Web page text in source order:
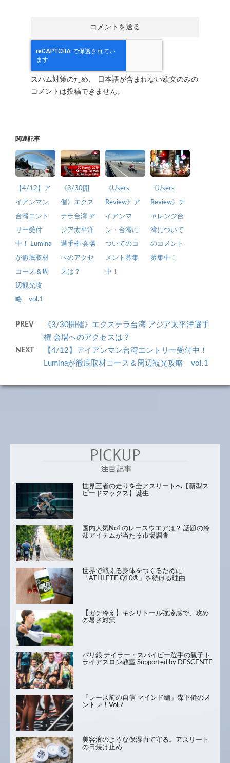
スパム対策のため、 日本語が含まれない欧文のみの
コメントは投稿できません。
関連記事
【4/12】ア
イアンマン
台湾エント
リー受付
中！ Lumina
が徹底取材
コース＆周
辺観光攻
略 vol.1
《3/30開
催》エクス
テラ台湾 ア
ジア太平洋
選手権 会場
へのアクセ
スは？
《Users
Review》ア
イアンマ
ン・台湾に
ついてのコ
メント募集
中！
《Users
Review》チ
ャレンジ台
湾について
のコメント
募集中！
PREV
《3/30開催》エクステラ台湾 アジア太平洋選手
権 会場へのアクセスは？
NEXT
【4/12】アイアンマン台湾エントリー受付中！
Luminaが徹底取材コース＆周辺観光攻略 vol.1
世界王者の走りを全アスリートへ【新型ス
ピードマックス】誕生
国内人気No1のレースウエアは？ 話題の冷
却アイテムが当たる市場調査
世界で戦える身体をつくるために
「ATHLETE Q10®」を続ける理由
【ガチ冷え】キシリトール強冷感で、攻め
の暑さ対策
パリ銀 テイラー・スパイビー選手の親子ト
ライアスロン教室 Supported by DESCENTE
「レース前の自信 マインド編」森下健のメ
ントレ！Vol.7
美容液のような保湿力で守る。アスリート
の日焼け止め